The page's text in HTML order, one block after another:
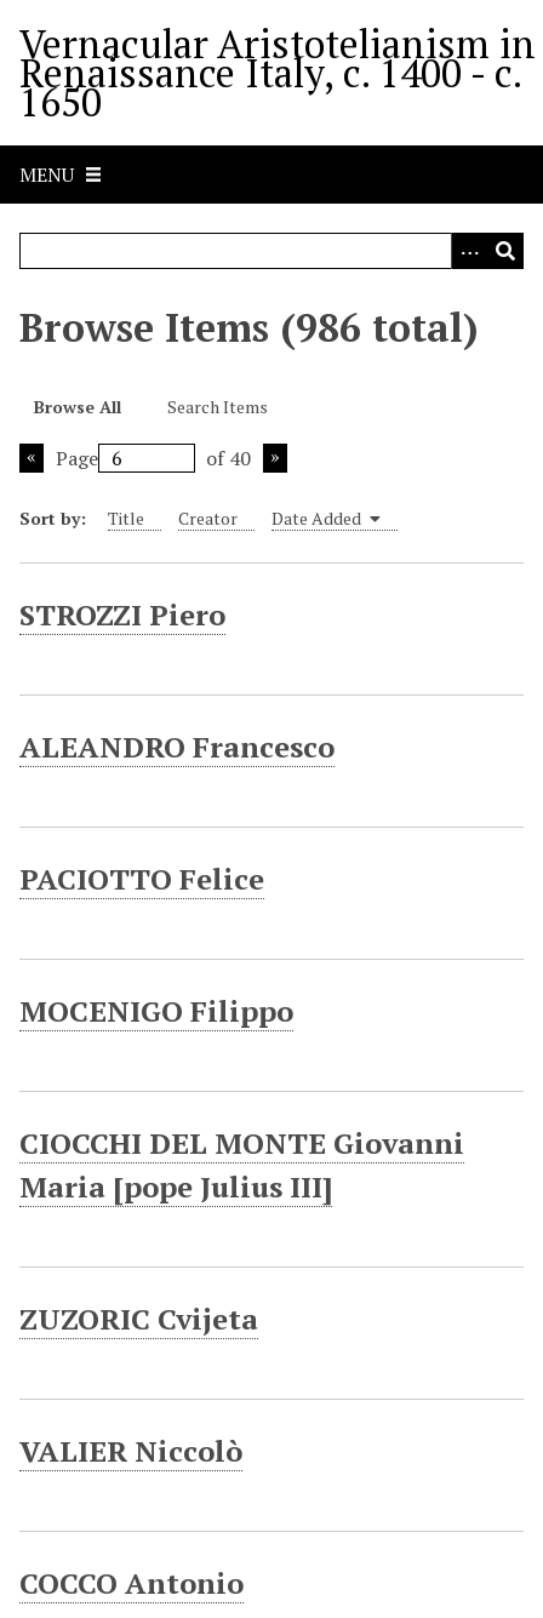
m
Vernacular Aristotelianism in
Renaissance Italy, c. 1400 - c.
1650
MENU
Browse Items (986 total)
Browse All Search Items
Page of 40
Sort by: Title Creator Date Added
STROZZI Piero
ALEANDRO Francesco
PACIOTTO Felice
MOCENIGO Filippo
CIOCCHI DEL MONTE Giovanni
Maria [pope Julius III]
ZUZORIC Cvijeta
VALIER Niccolò
COCCO Antonio